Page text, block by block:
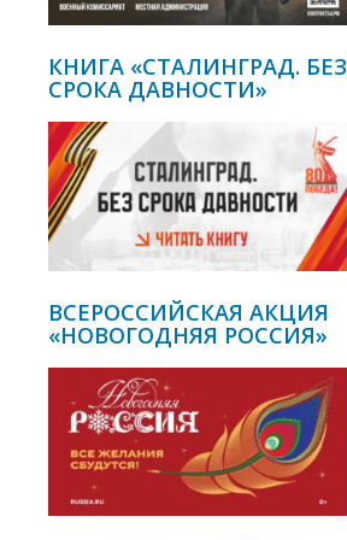
КНИГА «СТАЛИНГРАД. БЕЗ
СРОКА ДАВНОСТИ»
ВСЕРОССИЙСКАЯ АКЦИЯ
«НОВОГОДНЯЯ РОССИЯ»